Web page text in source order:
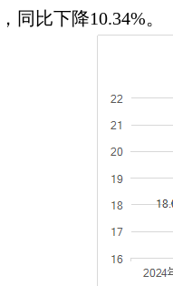
， 同比下降10.34%。